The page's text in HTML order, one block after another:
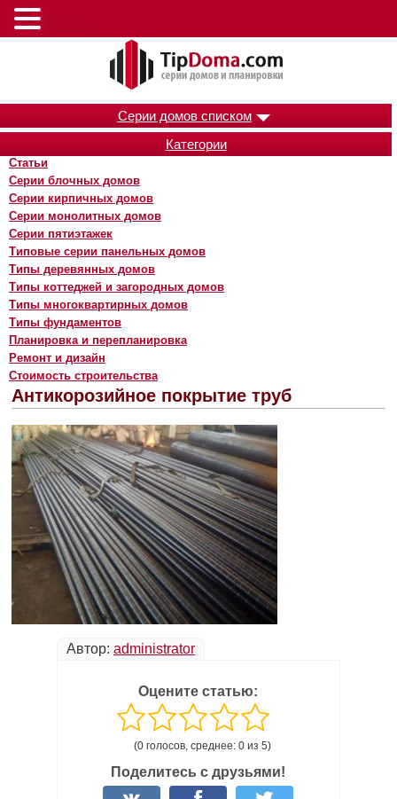
Серии домов списком
Категории
Статьи
Серии блочных домов
Серии кирпичных домов
Серии монолитных домов
Серии пятиэтажек
Типовые серии панельных домов
Типы деревянных домов
Типы коттеджей и загородных домов
Типы многоквартирных домов
Типы фундаментов
Планировка и перепланировка
Ремонт и дизайн
Стоимость строительства
Антикорозийное покрытие труб
Автор: administrator
Оцените статью:
(0 голосов, среднее: 0 из 5)
Поделитесь с друзьями!